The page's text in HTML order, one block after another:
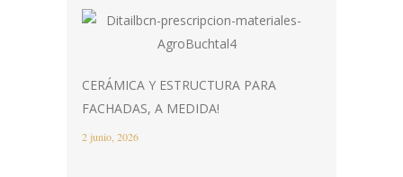
CERÁMICA Y ESTRUCTURA PARA
FACHADAS, A MEDIDA!
2 junio, 2026